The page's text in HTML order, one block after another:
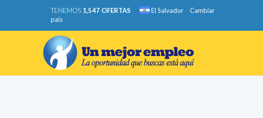
TENEMOS 1,547 OFERTAS El Salvador
Cambiar
país